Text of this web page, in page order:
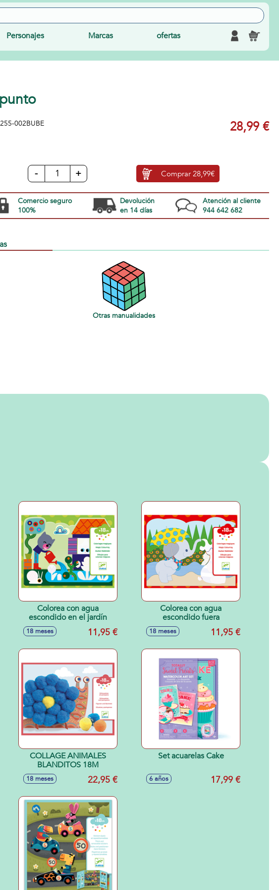
Personajes Marcas ofertas
002BUBE 28,99 €
- + Comprar28,99€
Comercio seguro
100%
Devolución
en 14 días
Atención al cliente
944 642 682
Otras manualidades
Colorea con agua
escondido en el jardín
18 meses 11,95 €
Colorea con agua
escondido fuera
18 meses 11,95 €
COLLAGE ANIMALES
BLANDITOS 18M
18 meses 22,95 €
Set acuarelas Cake
6 años 17,99 €